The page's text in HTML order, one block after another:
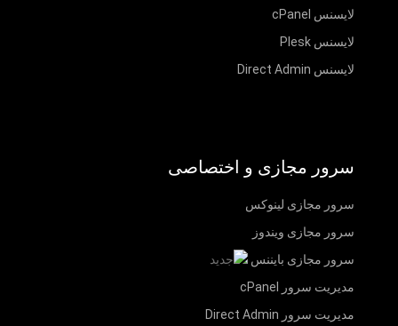
لایسنس cPanel
لایسنس Plesk
لایسنس Direct Admin
سرور مجازی و اختصاصی
سرور مجازی لینوکس
سرور مجازی ویندوز
سرور مجازی بایننس
مدیریت سرور cPanel
مدیریت سرور Direct Admin